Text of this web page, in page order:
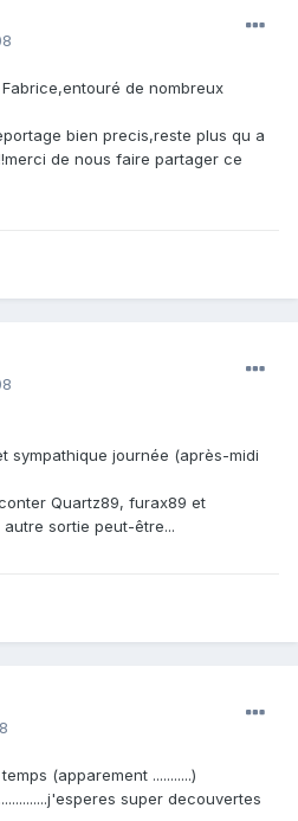
de nombreux
bien precis,reste plus qu a
de nous faire partager ce
sympathique journée (après-midi
Quartz89, furax89 et
sortie peut-être...
(apparement ...........)
super decouvertes